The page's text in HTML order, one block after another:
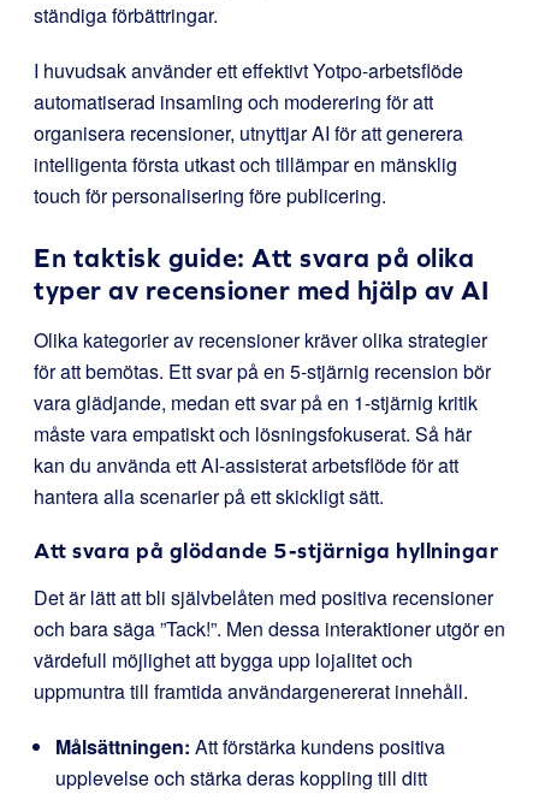
ständiga förbättringar.
I huvudsak använder ett effektivt Yotpo-arbetsflöde
automatiserad insamling och moderering för att
organisera recensioner, utnyttjar AI för att generera
intelligenta första utkast och tillämpar en mänsklig
touch för personalisering före publicering.
En taktisk guide: Att svara på olika
typer av recensioner med hjälp av AI
Olika kategorier av recensioner kräver olika strategier
för att bemötas. Ett svar på en 5-stjärnig recension bör
vara glädjande, medan ett svar på en 1-stjärnig kritik
måste vara empatiskt och lösningsfokuserat. Så här
kan du använda ett AI-assisterat arbetsflöde för att
hantera alla scenarier på ett skickligt sätt.
Att svara på glödande 5-stjärniga hyllningar
Det är lätt att bli självbelåten med positiva recensioner
och bara säga ”Tack!”. Men dessa interaktioner utgör en
värdefull möjlighet att bygga upp lojalitet och
uppmuntra till framtida användargenererat innehåll.
Målsättningen: Att förstärka kundens positiva
upplevelse och stärka deras koppling till ditt